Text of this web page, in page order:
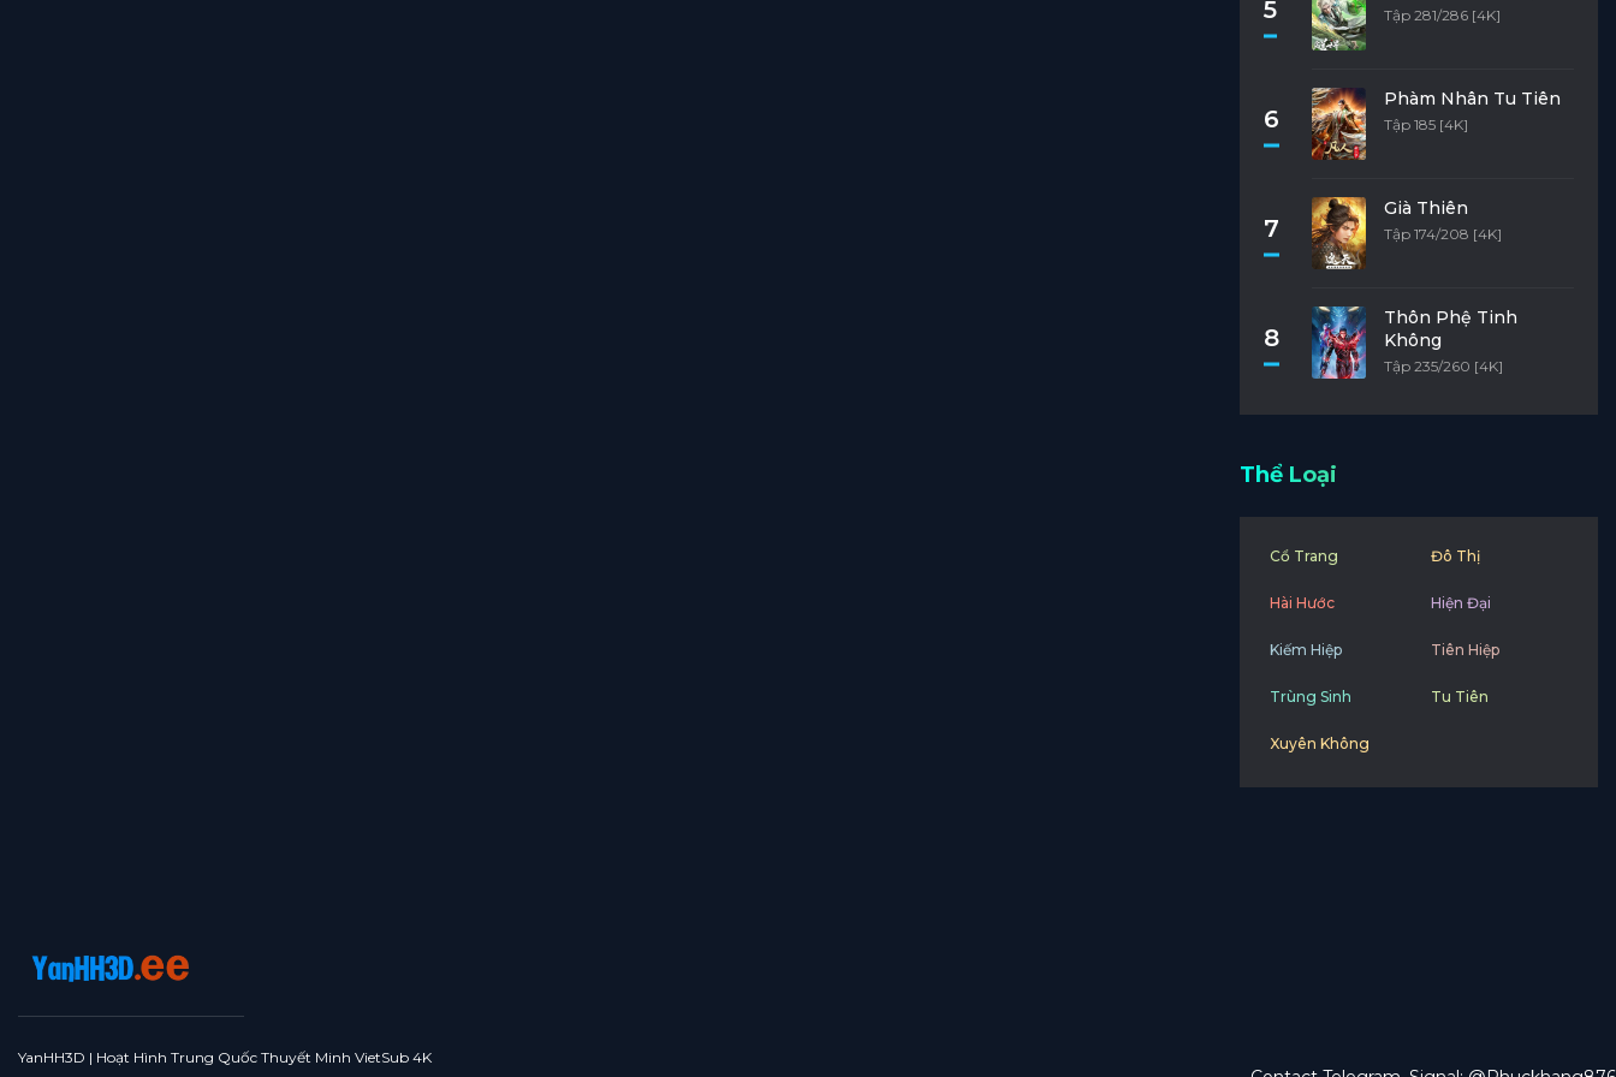
5 Tập 281/286 [4K]
6
Phàm Nhân Tu Tiên
Tập 185 [4K]
7
Già Thiên
Tập 174/208 [4K]
8
Thôn Phệ Tinh
Không
Tập 235/260 [4K]
Thể Loại
Cổ Trang Đô Thị
Hài Hước Hiện Đại
Kiếm Hiệp Tiên Hiệp
Trùng Sinh Tu Tiên
Xuyên Không
YanHH3D | Hoạt Hình Trung Quốc Thuyết Minh VietSub 4K